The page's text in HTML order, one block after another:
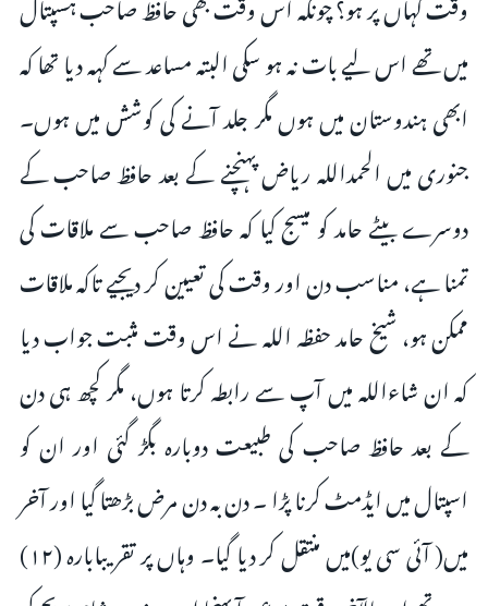
میں تھے اس لیے بات نہ ہو سکی البتہ مساعد سے کہہ دیا تھا کہ
ابھی ہندوستان میں ہوں مگر جلد آنے کی کوشش میں ہوں۔
جنوری میں الحمداللہ ریاض پہنچنے کے بعد حافظ صاحب کے
دوسرے بیٹے حامد کو میسج کیا کہ حافظ صاحب سے ملاقات کی
تمنا ہے، مناسب دن اور وقت کی تعیین کر دیجیے تاکہ ملاقات
ممکن ہو، شیخ حامد حفظہ اللہ نے اس وقت مثبت جواب دیا
كہ ان شاءاللہ میں آپ سے رابطہ کرتا ہوں، مگر کچھ ہی دن
کے بعد حافظ صاحب کی طبیعت دوبارہ بگڑ گئی اور ان کو
اسپتال میں ایڈمٹ کرنا پڑا ۔ دن بہ دن مرض بڑھتا گیا اور آخر
میں( آئی سی یو)میں منتقل کر دیا گیا۔ وہاں پر تقریبابارہ (۱۲)